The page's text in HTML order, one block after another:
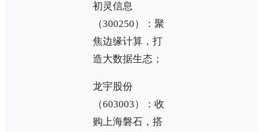
初灵信息
（300250）：聚
焦边缘计算，打
造大数据生态；
龙宇股份
（603003）：收
购上海磐石，搭